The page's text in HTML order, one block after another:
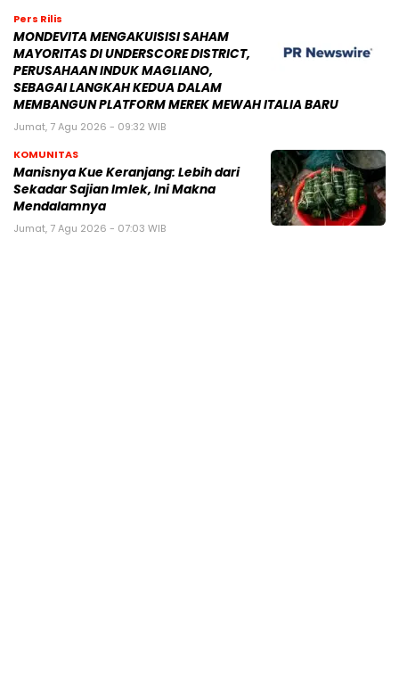
Pers Rilis
MONDEVITA MENGAKUISISI SAHAM
MAYORITAS DI UNDERSCORE DISTRICT,
PERUSAHAAN INDUK MAGLIANO,
SEBAGAI LANGKAH KEDUA DALAM
MEMBANGUN PLATFORM MEREK MEWAH ITALIA BARU
Jumat, 7 Agu 2026 - 09:32 WIB
KOMUNITAS
Manisnya Kue Keranjang: Lebih dari
Sekadar Sajian Imlek, Ini Makna
Mendalamnya
Jumat, 7 Agu 2026 - 07:03 WIB